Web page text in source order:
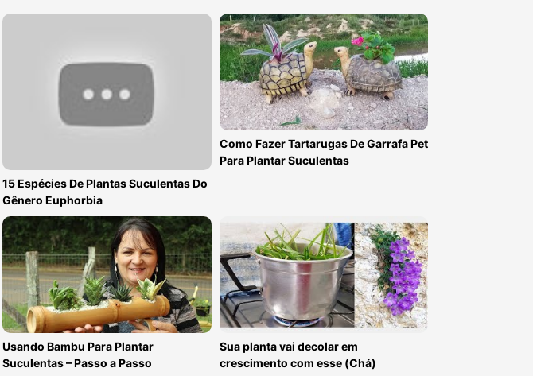
15 Espécies De Plantas Suculentas Do
Gênero Euphorbia
Como Fazer Tartarugas De Garrafa Pet
Para Plantar Suculentas
Usando Bambu Para Plantar
Suculentas – Passo a Passo
Sua planta vai decolar em
crescimento com esse (Chá)